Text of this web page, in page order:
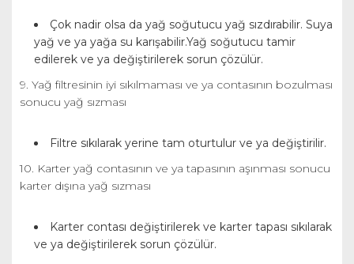
Çok nadir olsa da yağ soğutucu yağ sızdırabilir. Suya
yağ ve ya yağa su karışabilir.Yağ soğutucu tamir
edilerek ve ya değiştirilerek sorun çözülür.
9. Yağ filtresinin iyi sıkılmaması ve ya contasının bozulması
sonucu yağ sızması
Filtre sıkılarak yerine tam oturtulur ve ya değiştirilir.
10. Karter yağ contasının ve ya tapasının aşınması sonucu
karter dışına yağ sızması
Karter contası değiştirilerek ve karter tapası sıkılarak
ve ya değiştirilerek sorun çözülür.